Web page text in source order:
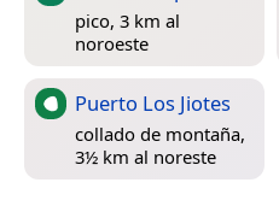
pico, 3 km al
noroeste
Puerto Los Jiotes
collado de montaña,
3½ km al noreste